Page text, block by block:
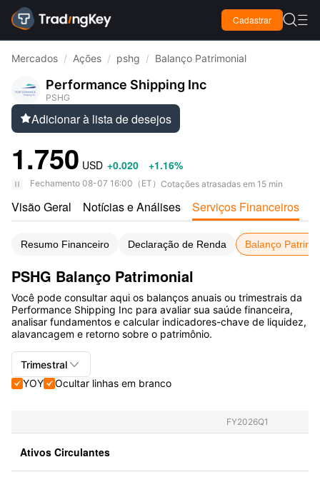
Cadastrar  
Mercados / Ações / pshg / Balanço Patrimonial
Performance Shipping Inc
PSHG
Adicionar à lista de desejos
1.750 USD +0.020 +1.16%
Fechamento 08-07 16:00 （ ET ） Cotações atrasadas em 15 min
Visão Geral Notícias e Análises Serviços Financeiros
Resumo Financeiro Declaração de Renda Balanço
PSHG Balanço Patrimonial
Você pode consultar aqui os balanços anuais ou trimestrais da
Performance Shipping Inc para avaliar sua saúde financeira,
analisar fundamentos e calcular indicadores-chave de liquidez,
alavancagem e retorno sobre o patrimônio.
Trimestral 
YOYOcultar linhas em branco
FY2026Q1
Ativos Circulantes